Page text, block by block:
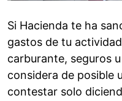
Si Hacienda te ha
gastos de tu
carburante, seguros
considera de posible
contestar solo